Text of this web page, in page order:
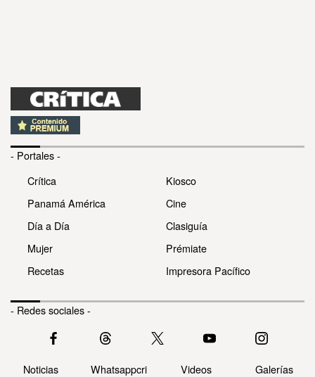
- Portales -
Crítica
Panamá América
Día a Día
Mujer
Recetas
Kiosco
Cine
Clasiguía
Prémiate
Impresora Pacífico
- Redes sociales -
Noticias Whatsappcri Videos Galerías